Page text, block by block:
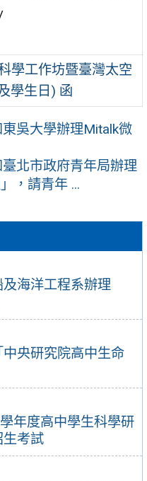
海洋工程系辦理
央研究院高中生命
年度高中學生科學研
考試
學工作坊暨臺灣太空
學生日) 函
吳大學辦理Mitalk微
北市政府青年局辦理
，請青年 ...